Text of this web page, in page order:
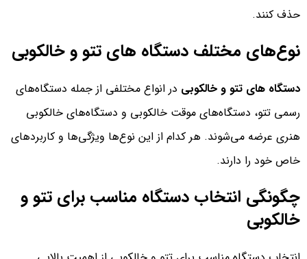
حذف کنند.
نوع‌های مختلف دستگاه های تتو و خالکوبی
دستگاه های تتو و خالکوبی در انواع مختلفی از جمله دستگاه‌های
رسمی تتو، دستگاه‌های موقت خالکوبی و دستگاه‌های خالکوبی
هنری عرضه می‌شوند. هر کدام از این نوع‌ها ویژگی‌ها و کاربردهای
خاص خود را دارند.
چگونگی انتخاب دستگاه مناسب برای تتو و
خالکوبی